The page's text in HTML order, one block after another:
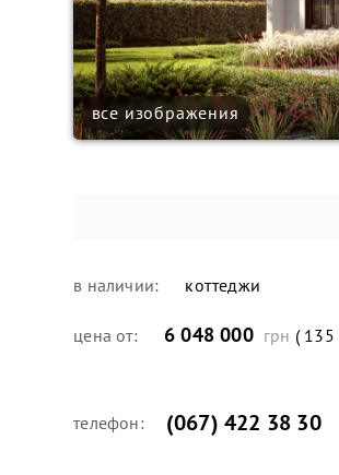
все изображения
в наличии: коттеджи
цена от: 6 048 000 грн (
телефон: (067) 422 38 30